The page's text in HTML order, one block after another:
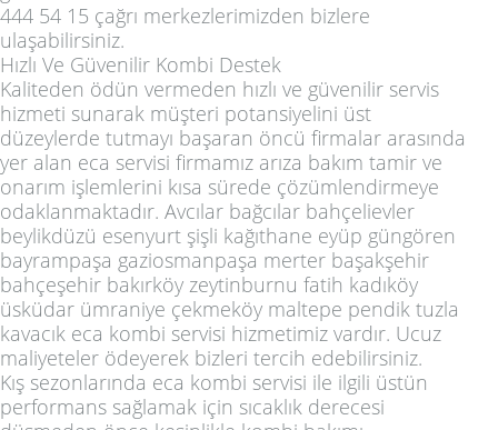
444 54 15 çağrı merkezlerimizden bizlere
ulaşabilirsiniz.
Hızlı Ve Güvenilir Kombi Destek
Kaliteden ödün vermeden hızlı ve güvenilir servis
hizmeti sunarak müşteri potansiyelini üst
düzeylerde tutmayı başaran öncü firmalar arasında
yer alan eca servisi firmamız arıza bakım tamir ve
onarım işlemlerini kısa sürede çözümlendirmeye
odaklanmaktadır. Avcılar bağcılar bahçelievler
beylikdüzü esenyurt şişli kağıthane eyüp güngören
bayrampaşa gaziosmanpaşa merter başakşehir
bahçeşehir bakırköy zeytinburnu fatih kadıköy
üsküdar ümraniye çekmeköy maltepe pendik tuzla
kavacık eca kombi servisi hizmetimiz vardır. Ucuz
maliyeteler ödeyerek bizleri tercih edebilirsiniz.
Kış sezonlarında eca kombi servisi ile ilgili üstün
performans sağlamak için sıcaklık derecesi